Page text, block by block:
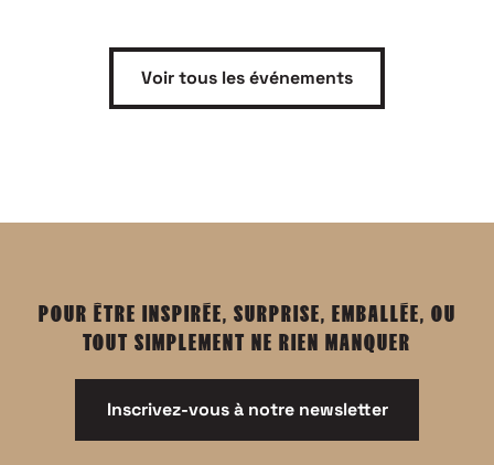
Voir tous les événements
POUR ÊTRE INSPIRÉE, SURPRISE, EMBALLÉE, OU
TOUT SIMPLEMENT NE RIEN MANQUER
Inscrivez-vous à notre newsletter